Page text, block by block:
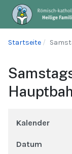
Startseite
Kalender
Datum